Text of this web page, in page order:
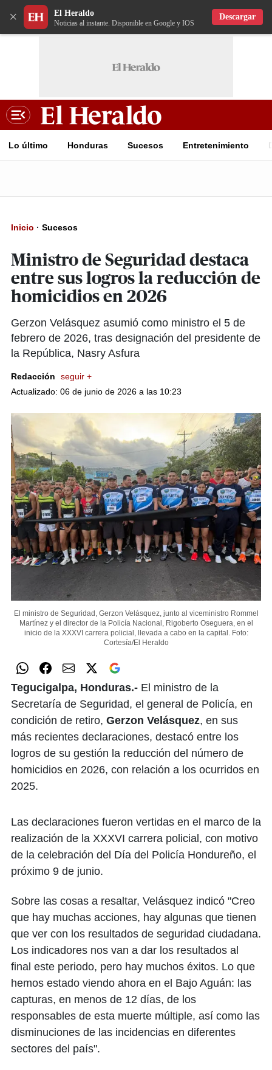
× El Heraldo
Noticias al instante. Disponible en Google y IOS
Descargar
Lo último Honduras Sucesos Entretenimiento
Inicio · Sucesos
Ministro de Seguridad destaca
entre sus logros la reducción de
homicidios en 2026
Gerzon Velásquez asumió como ministro el 5 de
febrero de 2026, tras designación del presidente de
la República, Nasry Asfura
Redacción
seguir +
Actualizado: 06 de junio de 2026 a las 10:23
El ministro de Seguridad, Gerzon Velásquez, junto al viceministro Rommel
Martínez y el director de la Policía Nacional, Rigoberto Oseguera, en el
inicio de la XXXVI carrera policial, llevada a cabo en la capital. Foto:
Cortesía/El Heraldo
Tegucigalpa, Honduras.- El ministro de la
Secretaría de Seguridad, el general de Policía, en
condición de retiro, Gerzon Velásquez, en sus
más recientes declaraciones, destacó entre los
logros de su gestión la reducción del número de
homicidios en 2026, con relación a los ocurridos en
2025.
Las declaraciones fueron vertidas en el marco de la
realización de la XXXVI carrera policial, con motivo
de la celebración del Día del Policía Hondureño, el
próximo 9 de junio.
Sobre las cosas a resaltar, Velásquez indicó "Creo
que hay muchas acciones, hay algunas que tienen
que ver con los resultados de seguridad ciudadana.
Los indicadores nos van a dar los resultados al
final este periodo, pero hay muchos éxitos. Lo que
hemos estado viendo ahora en el Bajo Aguán: las
capturas, en menos de 12 días, de los
responsables de esta muerte múltiple, así como las
disminuciones de las incidencias en diferentes
sectores del país".